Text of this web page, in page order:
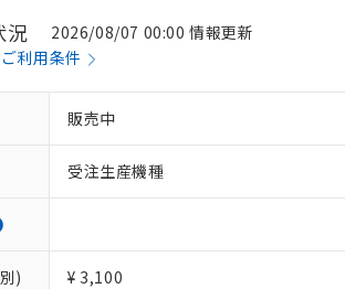
況
2026/08/07 00:00 情報更新
利用条件
販売中
受注生産機種
) ¥ 3,100